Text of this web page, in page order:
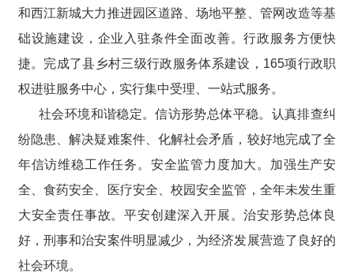
和西江新城大力推进园区道路、场地平整、管网改造等基
础设施建设，企业入驻条件全面改善。行政服务方便快
捷。完成了县乡村三级行政服务体系建设，165项行政职
权进驻服务中心，实行集中受理、一站式服务。
社会环境和谐稳定。信访形势总体平稳。认真排查纠
纷隐患、解决疑难案件、化解社会矛盾，较好地完成了全
年信访维稳工作任务。安全监管力度加大。加强生产安
全、食药安全、医疗安全、校园安全监管，全年未发生重
大安全责任事故。平安创建深入开展。治安形势总体良
好，刑事和治安案件明显减少，为经济发展营造了良好的
社会环境。